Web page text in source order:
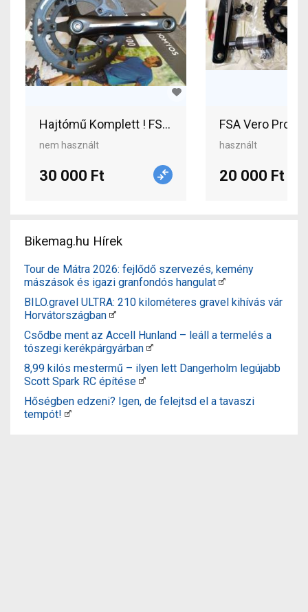
Hajtómű Komplett ! FSA VERO Országúti /
nem használt
30 000 Ft
FSA Vero Pro
használt
20 000 Ft
Bikemag.hu Hírek
Tour de Mátra 2026: fejlődő szervezés, kemény
mászások és igazi granfondós hangulat
BILO.gravel ULTRA: 210 kilométeres gravel kihívás vár
Horvátországban
Csődbe ment az Accell Hunland – leáll a termelés a
tószegi kerékpárgyárban
8,99 kilós mestermű – ilyen lett Dangerholm legújabb
Scott Spark RC építése
Hőségben edzeni? Igen, de felejtsd el a tavaszi
tempót!